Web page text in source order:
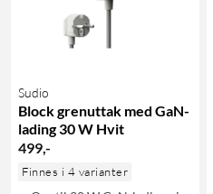
Sudio
Block grenuttak med GaN-
lading 30 W Hvit
499,-
Finnes i 4 varianter